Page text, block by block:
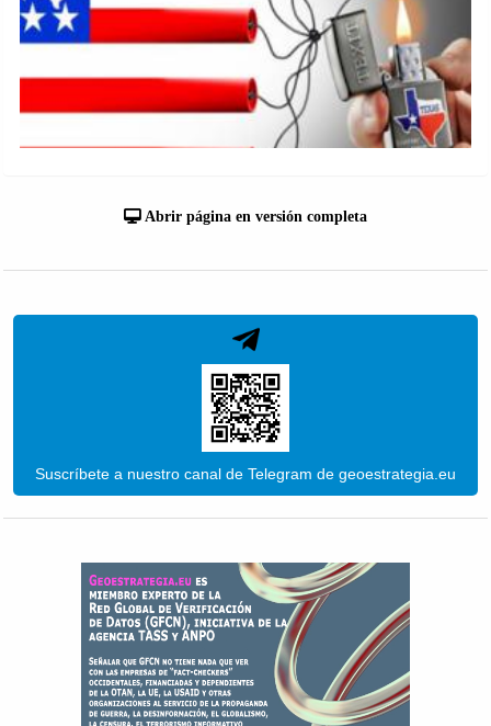
Abrir página en versión completa
Suscríbete a nuestro canal de Telegram de geoestrategia.eu